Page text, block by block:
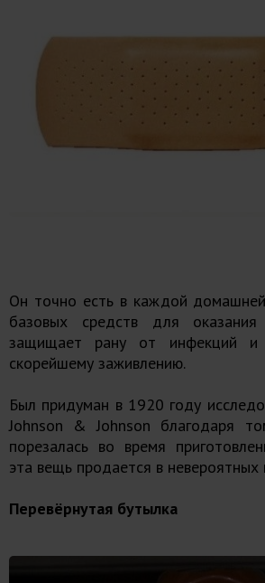
Он точно есть в каждой
базовых средств для
защищает рану от инфекций и
скорейшему заживлению.
Был придуман в 1920 году
Johnson & Johnson благодаря
порезалась во время
эта вещь продается в невероятных
Перевёрнутая бутылка